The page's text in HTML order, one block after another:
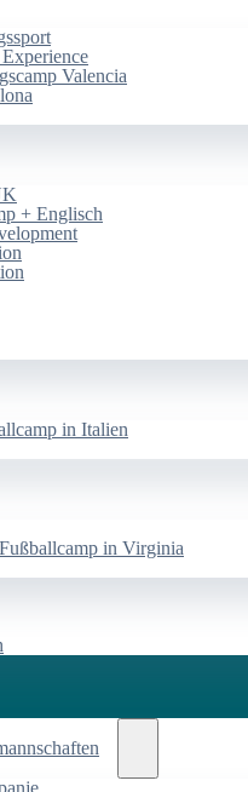
Valencia
+ Englisch
in Italien
in Virginia